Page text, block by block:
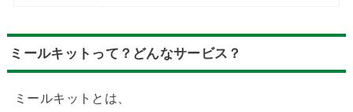
ミールキットって？どんなサービス？
ミールキットとは、